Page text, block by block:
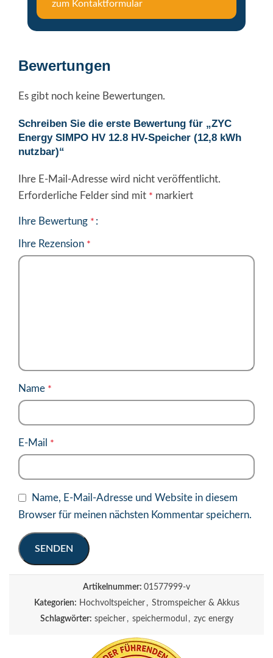
zum Kontaktformular
Bewertungen
Es gibt noch keine Bewertungen.
Schreiben Sie die erste Bewertung für „ZYC
Energy SIMPO HV 12.8 HV-Speicher (12,8 kWh
nutzbar)“
Ihre E-Mail-Adresse wird nicht veröffentlicht.
Erforderliche Felder sind mit * markiert
Ihre Bewertung *
Ihre Rezension *
Name *
E-Mail *
Name, E-Mail-Adresse und Website in diesem
Browser für meinen nächsten Kommentar speichern.
Artikelnummer: 01577999-v
Kategorien: Hochvoltspeicher , Stromspeicher & Akkus
Schlagwörter: speicher , speichermodul , zyc energy